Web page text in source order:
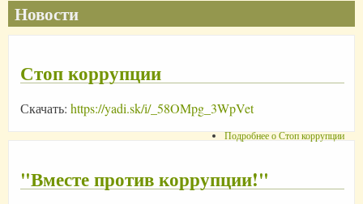
Новости
Стоп коррупции
Скачать: https://yadi.sk/i/_58OMpg_3WpVet
Подробнеео Стоп коррупции
"Вместе против коррупции!"